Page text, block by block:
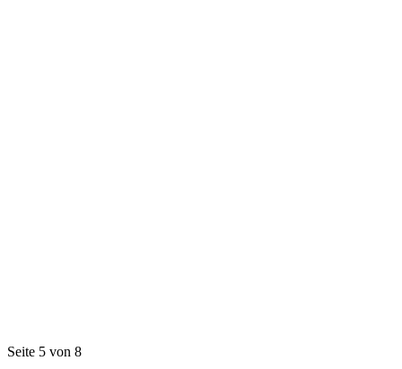
Seite 5 von 8